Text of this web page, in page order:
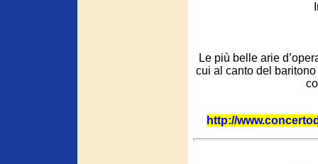
Le più belle arie
cui al canto del
http://